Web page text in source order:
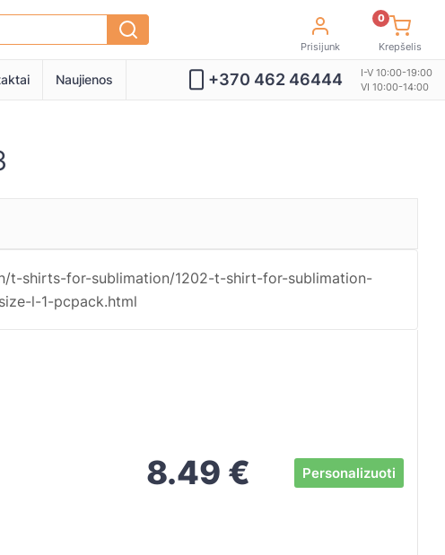
Prisijunk Krepšelis
0
Naujienos +370 462 46444
I-V 10:00-19:00
VI 10:00-14:00
t-shirts-for-sublimation/1202-t-shirt-for-sublimation-
l-1-pcpack.html
8.49 € Personalizuoti